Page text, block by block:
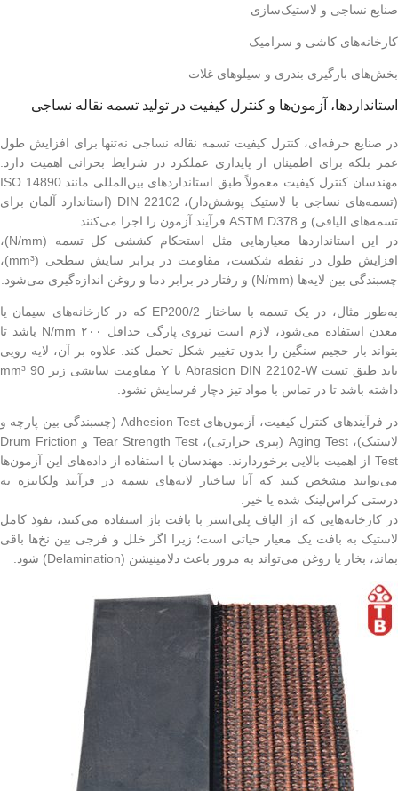
صنایع نساجی و لاستیک‌سازی
کارخانه‌های کاشی و سرامیک
بخش‌های بارگیری بندری و سیلوهای غلات
استانداردها، آزمون‌ها و کنترل کیفیت در تولید تسمه نقاله نساجی
در صنایع حرفه‌ای، کنترل کیفیت تسمه نقاله نساجی نه‌تنها برای افزایش طول
عمر بلکه برای اطمینان از پایداری عملکرد در شرایط بحرانی اهمیت دارد.
مهندسان کنترل کیفیت معمولاً طبق استانداردهای بین‌المللی مانند ISO 14890
(تسمه‌های نساجی با لاستیک پوشش‌دار)، DIN 22102 (استاندارد آلمان برای
تسمه‌های الیافی) و ASTM D378 فرآیند آزمون را اجرا می‌کنند.
در این استانداردها معیارهایی مثل استحکام کششی کل تسمه (N/mm)،
افزایش طول در نقطه شکست، مقاومت در برابر سایش سطحی (mm³)،
چسبندگی بین لایه‌ها (N/mm) و رفتار در برابر دما و روغن اندازه‌گیری می‌شود.
به‌طور مثال، در یک تسمه با ساختار EP200/2 که در کارخانه‌های سیمان یا
معدن استفاده می‌شود، لازم است نیروی پارگی حداقل ۲۰۰ N/mm باشد تا
بتواند بار حجیم سنگین را بدون تغییر شکل تحمل کند. علاوه بر آن، لایه رویی
باید طبق تست Abrasion DIN 22102-W یا Y مقاومت سایشی زیر 90 mm³
داشته باشد تا در تماس با مواد تیز دچار فرسایش نشود.
در فرآیندهای کنترل کیفیت، آزمون‌های Adhesion Test (چسبندگی بین پارچه و
لاستیک)، Aging Test (پیری حرارتی)، Tear Strength Test و Drum Friction
Test از اهمیت بالایی برخوردارند. مهندسان با استفاده از داده‌های این آزمون‌ها
می‌توانند مشخص کنند که آیا ساختار لایه‌های تسمه در فرآیند ولکانیزه به
درستی کراس‌لینک شده یا خیر.
در کارخانه‌هایی که از الیاف پلی‌استر با بافت باز استفاده می‌کنند، نفوذ کامل
لاستیک به بافت یک معیار حیاتی است؛ زیرا اگر خلل و فرجی بین نخ‌ها باقی
بماند، بخار یا روغن می‌تواند به مرور باعث دلامینیشن (Delamination) شود.